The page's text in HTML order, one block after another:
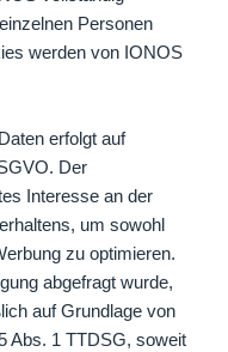
Personen
werden von IONOS
erfolgt auf
Der
Interesse an der
um sowohl
zu optimieren.
abgefragt wurde,
auf Grundlage von
Abs. 1 TTDSG, soweit